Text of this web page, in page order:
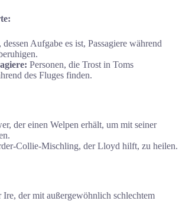
Aufgabe es ist, Passagiere während
Personen, die Trost in Toms
des Fluges finden.
der einen Welpen erhält, um mit seiner
Collie-Mischling, der Lloyd hilft, zu heilen.
Ire, der mit außergewöhnlich schlechtem